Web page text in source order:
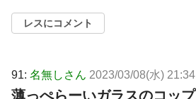
レスにコメント
91: 名無しさん 2023/03/08(水)
薄っぺらーいガラスのコッ